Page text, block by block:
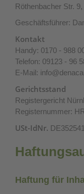
Röthenbacher Str.
Geschäftsführer:
Kontakt
Handy: 0170 - 988
Telefon: 09123 - 96
E-Mail:
Gerichtsstand
Registergericht
Registernummer:
USt-IdNr.
Haftung für